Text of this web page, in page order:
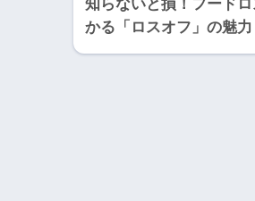
知らないと損！フード
かる「ロスオフ」の魅力